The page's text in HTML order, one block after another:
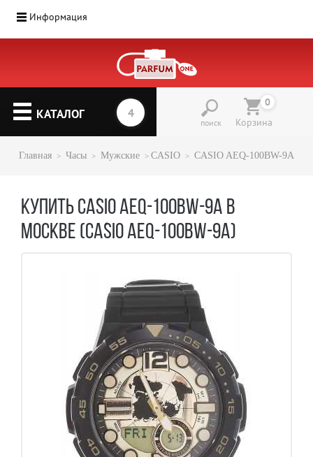
Информация
▼
КАТАЛОГ
поиск
0
Корзина
Главная Часы Мужские CASIO CASIO AEQ-100BW-9A
КУПИТЬ CASIO AEQ-100BW-9A В
МОСКВЕ (CASIO AEQ-100BW-9A)